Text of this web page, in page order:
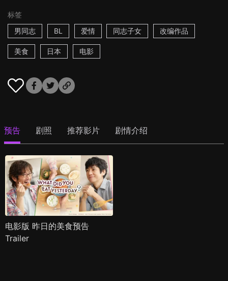
标签
男同志
BL 爱情 同志子女 改编作品
美食 日本 电影
预告 剧照 推荐影片 剧情介绍
电影版 昨日的美食预告
Trailer